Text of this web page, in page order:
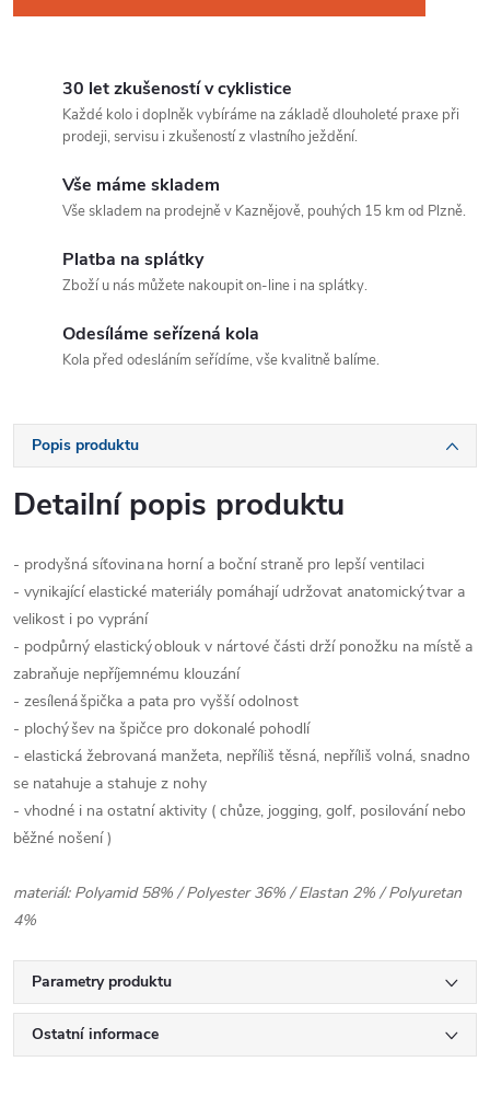
30 let zkušeností v cyklistice
Každé kolo i doplněk vybíráme na základě dlouholeté praxe při
prodeji, servisu i zkušeností z vlastního ježdění.
Vše máme skladem
Vše skladem na prodejně v Kaznějově, pouhých 15 km od Plzně.
Platba na splátky
Zboží u nás můžete nakoupit on-line i na splátky.
Odesíláme seřízená kola
Kola před odesláním seřídíme, vše kvalitně balíme.
Popis produktu
Detailní popis produktu
- prodyšná síťovinana horní a boční straně pro lepší ventilaci
- vynikající elastické materiály pomáhají udržovat anatomickýtvar a
velikost i po vyprání
- podpůrný elastickýoblouk v nártové části drží ponožku na místě a
zabraňuje nepříjemnému klouzání
- zesílenášpička a pata pro vyšší odolnost
- plochýšev na špičce pro dokonalé pohodlí
- elastická žebrovaná manžeta, nepříliš těsná, nepříliš volná, snadno
se natahuje a stahuje z nohy
- vhodné i na ostatní aktivity ( chůze, jogging, golf, posilování nebo
běžné nošení )
materiál: Polyamid 58% / Polyester 36% / Elastan 2% / Polyuretan
4%
Parametry produktu
Ostatní informace